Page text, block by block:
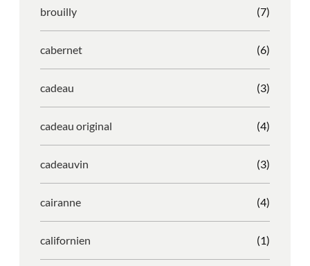
brouilly (7)
cabernet (6)
cadeau (3)
cadeau original (4)
cadeauvin (3)
cairanne (4)
californien (1)